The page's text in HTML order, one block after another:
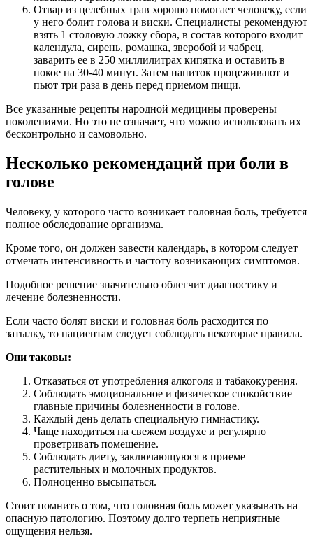
Отвар из целебных трав хорошо помогает человеку, если
у него болит голова и виски. Специалисты рекомендуют
взять 1 столовую ложку сбора, в состав которого входит
календула, сирень, ромашка, зверобой и чабрец,
заварить ее в 250 миллилитрах кипятка и оставить в
покое на 30-40 минут. Затем напиток процеживают и
пьют три раза в день перед приемом пищи.
Все указанные рецепты народной медицины проверены
поколениями. Но это не означает, что можно использовать их
бесконтрольно и самовольно.
Несколько рекомендаций при боли в
голове
Человеку, у которого часто возникает головная боль, требуется
полное обследование организма.
Кроме того, он должен завести календарь, в котором следует
отмечать интенсивность и частоту возникающих симптомов.
Подобное решение значительно облегчит диагностику и
лечение болезненности.
Если часто болят виски и головная боль расходится по
затылку, то пациентам следует соблюдать некоторые правила.
Они таковы:
Отказаться от употребления алкоголя и табакокурения.
Соблюдать эмоциональное и физическое спокойствие –
главные причины болезненности в голове.
Каждый день делать специальную гимнастику.
Чаще находиться на свежем воздухе и регулярно
проветривать помещение.
Соблюдать диету, заключающуюся в приеме
растительных и молочных продуктов.
Полноценно высыпаться.
Стоит помнить о том, что головная боль может указывать на
опасную патологию. Поэтому долго терпеть неприятные
ощущения нельзя.